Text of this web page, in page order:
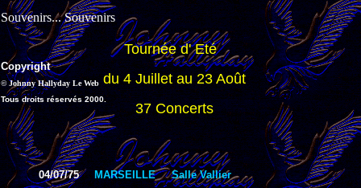
Souvenirs... Souvenirs
Copyright
© Johnny Hallyday Le Web
Tous droits réservés 2000.
Tournée d' Eté
du 4 Juillet au 23 Août
37 Concerts
04/07/75 MARSEILLE
Salle Vallier